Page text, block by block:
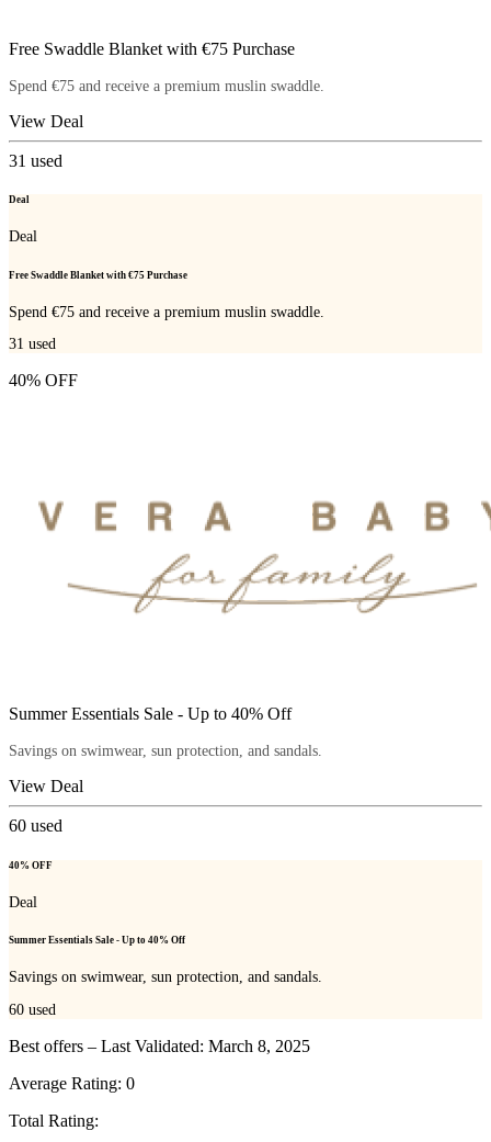
Free Swaddle Blanket with €75 Purchase
Spend €75 and receive a premium muslin swaddle.
View Deal
31 used
Deal
Deal
Free Swaddle Blanket with €75 Purchase
Spend €75 and receive a premium muslin swaddle.
31 used
40% OFF
Summer Essentials Sale - Up to 40% Off
Savings on swimwear, sun protection, and sandals.
View Deal
60 used
40% OFF
Deal
Summer Essentials Sale - Up to 40% Off
Savings on swimwear, sun protection, and sandals.
60 used
Best offers – Last Validated: March 8, 2025
Average Rating: 0
Total Rating: